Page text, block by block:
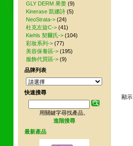
顯示
GLY DERM 果蕾 (9)
Kinerase 凱娜詩 (5)
NeoStrata-> (24)
杜克左旋C-> (41)
Kiehls 契爾氏-> (104)
彩妝系列-> (77)
美容保養區-> (195)
服飾代買區-> (9)
品牌列表
快速搜尋
用關鍵字尋找產品。
進階搜尋
最新產品